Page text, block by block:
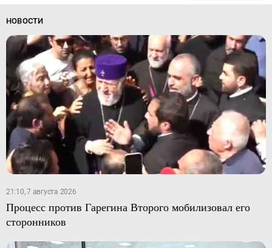
НОВОСТИ
21:10, 7 августа 2026
Процесс против Гарегина Второго мобилизовал его
сторонников